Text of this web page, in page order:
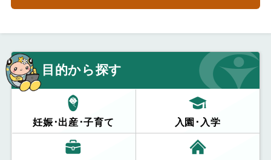
目的から探す
妊娠･出産･子育て 入園･入学